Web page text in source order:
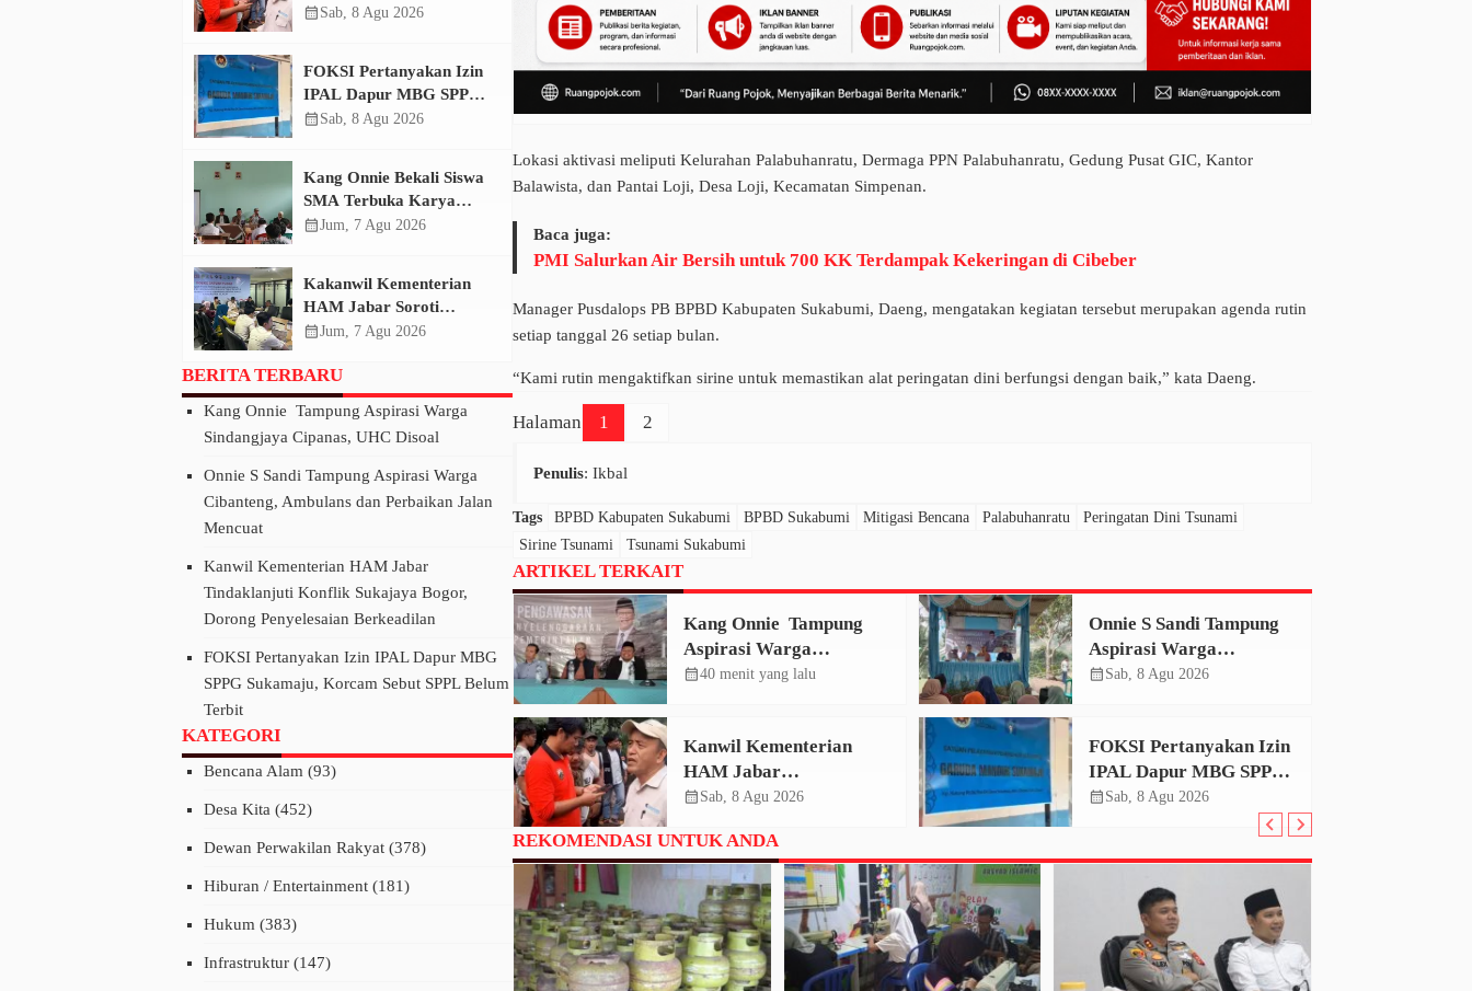
Lokasi aktivasi meliputi Kelurahan Palabuhanratu, Dermaga PPN Palabuhanratu, Gedung Pusat GIC, Kantor
Balawista, dan Pantai Loji, Desa Loji, Kecamatan Simpenan.
Baca juga:
PMI Salurkan Air Bersih untuk 700 KK Terdampak Kekeringan di Cibeber
Manager Pusdalops PB BPBD Kabupaten Sukabumi, Daeng, mengatakan kegiatan tersebut merupakan agenda rutin
setiap tanggal 26 setiap bulan.
“Kami rutin mengaktifkan sirine untuk memastikan alat peringatan dini berfungsi dengan baik,” kata Daeng.
Halaman 1 2
Penulis: Ikbal
Tags BPBD Kabupaten Sukabumi BPBD Sukabumi Mitigasi Bencana Palabuhanratu
Peringatan Dini Tsunami
Sirine Tsunami
Tsunami Sukabumi
ARTIKEL TERKAIT
Kang Onnie Tampung
Aspirasi Warga
Sindangjaya Cipanas,
calendar_month40 menit yang lalu
Onnie S Sandi Tampung
Aspirasi Warga
Cibanteng, Ambulans
calendar_month Sab, 8 Agu 2026
Kanwil Kementerian
HAM Jabar
Tindaklanjuti Konflik
Penyelesaian
Berkeadilan
calendar_month Sab, 8 Agu 2026
FOKSI Pertanyakan Izin
IPAL Dapur MBG SPPG
Sukamaju, Korcam Sebut
calendar_month Sab, 8 Agu 2026
REKOMENDASI UNTUK ANDA
Konflik Sukajaya Bogor,
calendar_month Sab, 8 Agu 2026
FOKSI Pertanyakan Izin
IPAL Dapur MBG SPPG
Sukamaju, Korcam Sebut
calendar_month Sab, 8 Agu 2026
Kang Onnie Bekali Siswa
SMA Terbuka Karya
Bakti Haurwangi dengan
calendar_monthJum, 7 Agu 2026
Kakanwil Kementerian
HAM Jabar Soroti
Dugaan Pencemaran
Ancam Hak Masyarakat
calendar_monthJum, 7 Agu 2026
BERITA TERBARU
Kang Onnie Tampung Aspirasi Warga
Sindangjaya Cipanas, UHC Disoal
Onnie S Sandi Tampung Aspirasi Warga
Cibanteng, Ambulans dan Perbaikan Jalan
Mencuat
Kanwil Kementerian HAM Jabar
Tindaklanjuti Konflik Sukajaya Bogor,
Dorong Penyelesaian Berkeadilan
FOKSI Pertanyakan Izin IPAL Dapur MBG
SPPG Sukamaju, Korcam Sebut SPPL Belum
Terbit
KATEGORI
Bencana Alam (93)
Desa Kita (452)
Dewan Perwakilan Rakyat (378)
Hiburan / Entertainment (181)
Hukum (383)
Infrastruktur (147)